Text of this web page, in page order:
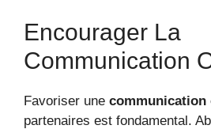
Encourager La
Communication
Favoriser une communication
partenaires est fondamental.